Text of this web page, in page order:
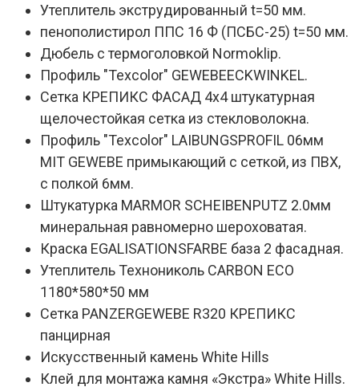
Утеплитель экструдированный t=50 мм.
пенополистирол ППС 16 Ф (ПСБС-25) t=50 мм.
Дюбель с термоголовкой Normoklip.
Профиль "Texcolor" GEWEBEECKWINKEL.
Сетка КРЕПИКС ФАСАД 4х4 штукатурная
щелочестойкая сетка из стекловолокна.
Профиль "Texcolor" LAIBUNGSPROFIL 06мм
MIT GEWEBE примыкающий с сеткой, из ПВХ,
с полкой 6мм.
Штукатурка MARMOR SCHEIBENPUTZ 2.0мм
минеральная равномерно шероховатая.
Краска EGALISATIONSFARBE база 2 фасадная.
Утеплитель Технониколь CARBON ECO
1180*580*50 мм
Сетка PANZERGEWEBE R320 КРЕПИКС
панцирная
Искусственный камень White Hills
Клей для монтажа камня «Экстра» White Hills.